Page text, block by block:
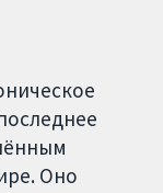
Оно